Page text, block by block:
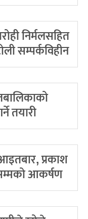
निर्मलसहित
सम्पर्कविहीन
तयारी
प्रकाश
आकर्षण